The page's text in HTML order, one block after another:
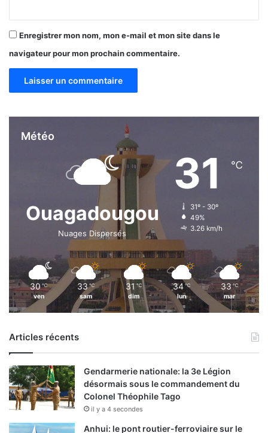
Enregistrer mon nom, mon e-mail et mon site dans le
navigateur pour mon prochain commentaire.
Météo
Ouagadougou
Nuages Dispersés
31 ℃
31º - 30º
49%
3.26 km/h
30 ℃
ven
33 ℃
sam
31 ℃
dim
34 ℃
lun
33 ℃
mar
Articles récents
Gendarmerie nationale: la 3e Légion
désormais sous le commandement du
Colonel Théophile Tago
il y a 4 secondes
Anhui: le pont routier-ferroviaire sur le